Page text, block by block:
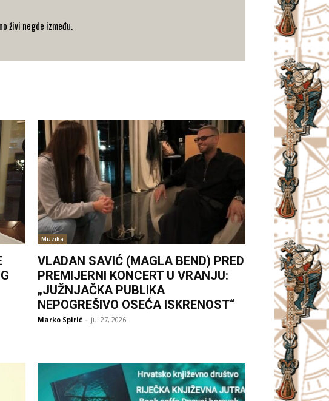
živi negde između.
Muzika
VLADAN SAVIĆ (MAGLA BEND) PRED
PREMIJERNI KONCERT U VRANJU:
„JUŽNJAČKA PUBLIKA
NEPOGREŠIVO OSEĆA ISKRENOST“
Marko Spirić - jul 27, 2026